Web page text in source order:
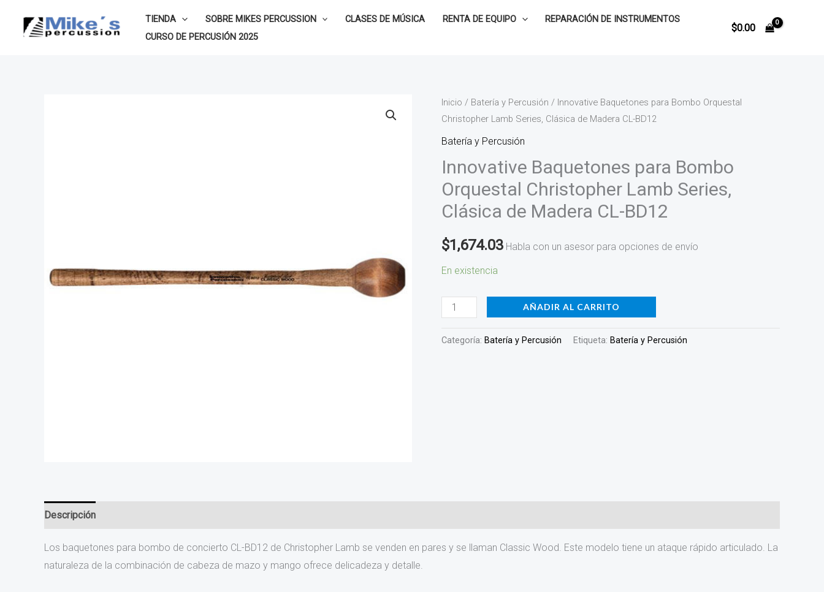
TIENDA SOBRE MIKES PERCUSSION CLASES DE MÚSICA RENTA DE EQUIPO
REPARACIÓN DE INSTRUMENTOS
CURSO DE PERCUSIÓN 2025
$0.00
Inicio / Batería y Percusión / Innovative Baquetones para Bombo Orquestal
Christopher Lamb Series, Clásica de Madera CL-BD12
Batería y Percusión
Innovative Baquetones para Bombo
Orquestal Christopher Lamb Series,
Clásica de Madera CL-BD12
$1,674.03 Habla con un asesor para opciones de envío
En existencia
Innovative
Baquetones
para
Orquestal
Christopher
Lamb
Clásica
CL-
BD12
cantidad
AÑADIR AL CARRITO
Categoría: Batería y Percusión Etiqueta: Batería y Percusión
Descripción
Los baquetones para bombo de concierto CL-BD12 de Christopher Lamb se venden en pares y se llaman Classic Wood. Este modelo tiene un ataque rápido articulado. La
naturaleza de la combinación de cabeza de mazo y mango ofrece delicadeza y detalle.